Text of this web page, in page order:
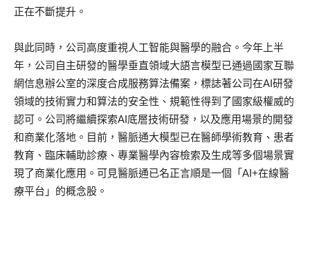
正在不斷提升。
與此同時，公司高度重視人工智能與醫學的融合。今年上半
年，公司自主研發的醫學垂直領域大語言模型已通過國家互聯
網信息辦公室的深度合成服務算法備案，標誌著公司在AI研發
領域的技術實力和算法的安全性、規範性得到了國家級權威的
認可。公司將繼續探索AI底層技術研發，以及應用場景的開發
和商業化落地。目前，醫脈通大模型已在醫師學術教育、患者
教育、臨床輔助診療、專業醫學內容檢索及生成等多個場景實
現了商業化應用。可見醫脈通已名正言順是一個「AI+在線醫
療平台」的概念股。